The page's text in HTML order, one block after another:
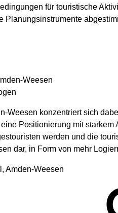
für touristische
Planungsinstrumente
Weesen konzentriert sich
Positionierung mit
werden und die
dar, in Form von mehr